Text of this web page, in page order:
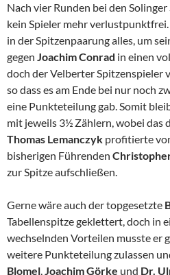
Nach vier Runden bei den
kein Spieler mehr verlustpunktfrei.
in der Spitzenpaarung alles, um
gegen Joachim Conrad in einen
doch der Velberter Spitzenspieler
so dass es am Ende bei nur noch
eine Punkteteilung gab. Somit
mit jeweils 3½ Zählern, wobei das
Thomas Lemanczyk profitierte
bisherigen Führenden
zur Spitze aufschließen.
Gerne wäre auch der topgesetzte
Tabellenspitze geklettert, doch in
wechselnden Vorteilen musste er
weitere Punkteteilung zulassen
Blomel,Joachim Görke und Dr.